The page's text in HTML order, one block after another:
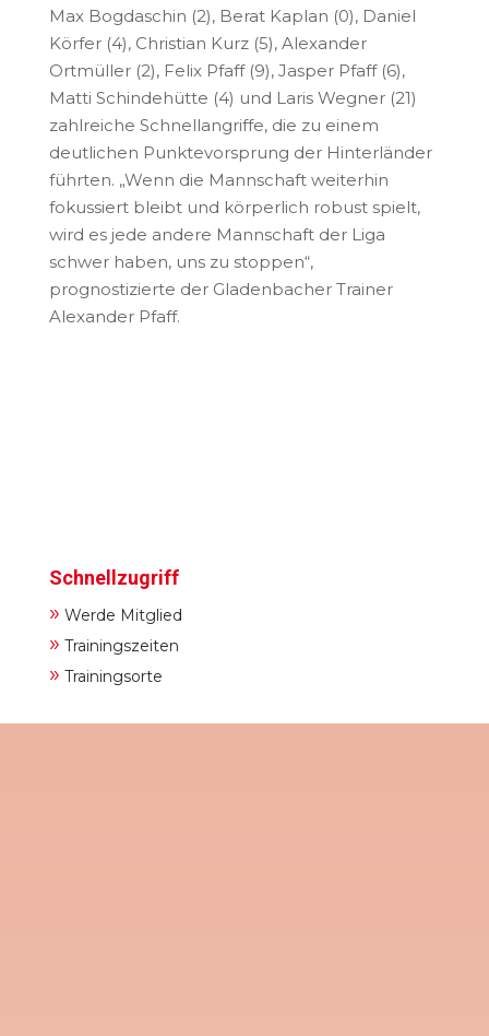
Max Bogdaschin (2), Berat Kaplan (0), Daniel
Körfer (4), Christian Kurz (5), Alexander
Ortmüller (2), Felix Pfaff (9), Jasper Pfaff (6),
Matti Schindehütte (4) und Laris Wegner (21)
zahlreiche Schnellangriffe, die zu einem
deutlichen Punktevorsprung der Hinterländer
führten. „Wenn die Mannschaft weiterhin
fokussiert bleibt und körperlich robust spielt,
wird es jede andere Mannschaft der Liga
schwer haben, uns zu stoppen“,
prognostizierte der Gladenbacher Trainer
Alexander Pfaff.
Schnellzugriff
» Werde Mitglied
» Trainingszeiten
» Trainingsorte